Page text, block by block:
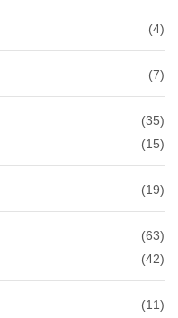
(4)
(7)
(35)
(15)
(19)
(63)
(42)
(11)